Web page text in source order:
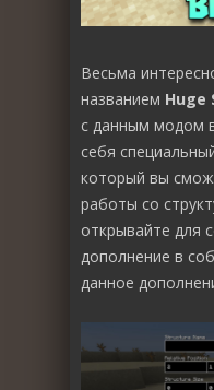
Весьма
названием Huge
с данным модом
себя
который вы
работы со
открывайте для
дополнение в
данное